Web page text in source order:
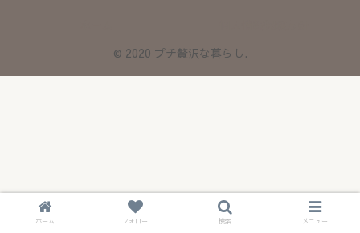
© 2020 プチ贅沢な暮らし.
ホーム フォロー 検索 メニュー